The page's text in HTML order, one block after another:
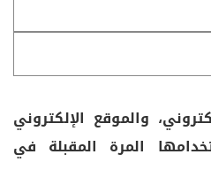
والموقع الإلكتروني
المرة المقبلة في